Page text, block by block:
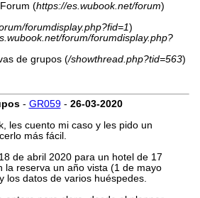
(https://es.wubook.net/forum)
forumdisplay.php?fid=1)
forum/forumdisplay.php?
de grupos (/showthread.php?tid=563)
- GR059- 26-03-2020
les cuento mi caso y les pido un
más fácil.
de abril 2020 para un hotel de 17
la reserva un año vista (1 de mayo
los datos de varios huéspedes.